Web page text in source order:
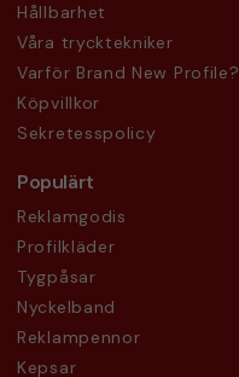
Hållbarhet
Våra trycktekniker
Varför Brand New Profile?
Köpvillkor
Sekretesspolicy
Populärt
Reklamgodis
Profilkläder
Tygpåsar
Nyckelband
Reklampennor
Kepsar